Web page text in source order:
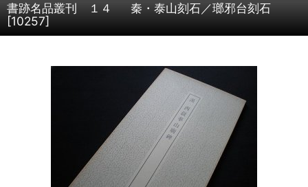
書跡名品叢刊 １４ 秦・泰山刻石／瑯邪台刻石
[10257]